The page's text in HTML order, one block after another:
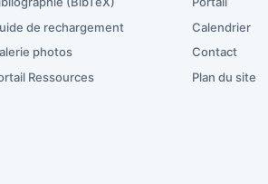
de rechargement
photos
Ressources
Calendrier
Contact
Plan du site